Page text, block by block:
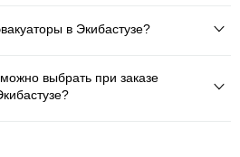
в Экибастузе?
выбрать при заказе